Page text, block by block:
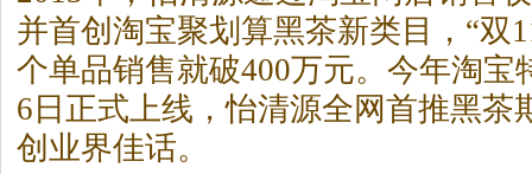
并首创淘宝聚划算黑茶新类目，“双
个单品销售就破400万元。今年淘宝
6日正式上线，怡清源全网首推黑茶
创业界佳话。